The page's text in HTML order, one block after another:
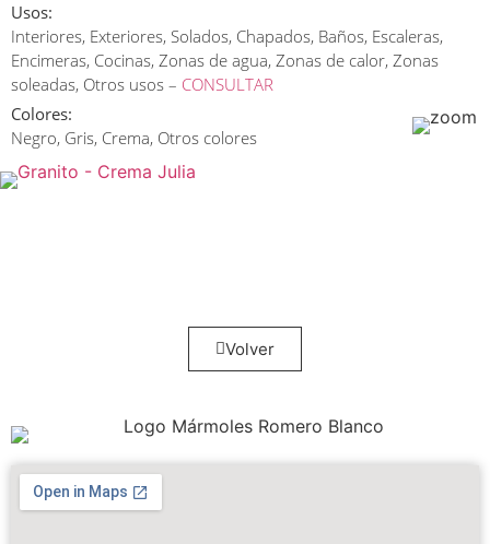
Usos:
Interiores, Exteriores, Solados, Chapados, Baños, Escaleras,
Encimeras, Cocinas, Zonas de agua, Zonas de calor, Zonas
soleadas, Otros usos – CONSULTAR
Colores:
Negro, Gris, Crema, Otros colores
Volver